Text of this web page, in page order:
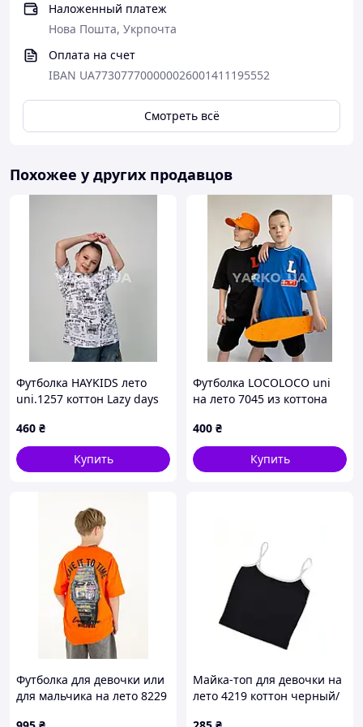
✔️ ВАЖЛИВО! Для правильного подбора размера
обязательно при заказе указать рост ребенка в
комментариях
ВАРІАНТИ ОПЛАТИ :
Полная оплата на расчетной счет (по реквизитам)
- Пром-оплата
- После платья- с предварительной платой 200 грн
🚚 ДОСТАВКА :
-Новая пошта
-Укрпошта
🔄 Обмен/возврат товара возможен в течение 14
дней (транспортные расходы сплачивает
покупатель)
Наложенный платеж
Нова Пошта, Укрпочта
Оплата на счет
IBAN UA773077700000026001411195552
Смотреть всё
Похожее у других продавцов
Футболка HAYKIDS лето
uni.1257 коттон Lazy days
460 ₴
Купить
Футболка LOCOLOCO uni
на лето 7045 из коттона
400 ₴
Купить
Футболка для девочки или
для мальчика на лето 8229
Майка-топ для девочки на
лето 4219 коттон черный/